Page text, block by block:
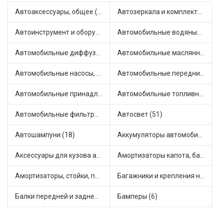
Автоаксессуары, общее (1) Автозеркала и комплектующие (11)
Автоинструмент и оборудование (7) Автомобильные водяные насосы (14)
Автомобильные диффузоры и вентиляторы (4) Автомобильные маслянные насосы (9)
Автомобильные насосы, компрессоры и манометры (1) Автомобильные передние фары (12)
Автомобильные принадлежности и аксессуары (6) Автомобильные топливные насосы (17)
Автомобильные фильтры (1) Автосвет (51)
Автошампуни (18) Аккумуляторы автомобильные (2)
Аксессуары для кузова автомобиля (1) Амортизаторы капота, багажника (6)
Амортизаторы, стойки, подушки стоек (36) Багажники и крепления на крышу (1)
Балки передней и задней подвески (4) Бамперы (6)